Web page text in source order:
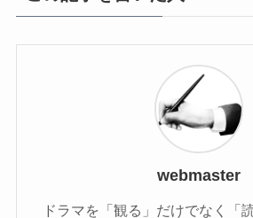
webmaster
ドラマを「観る」だけでなく「